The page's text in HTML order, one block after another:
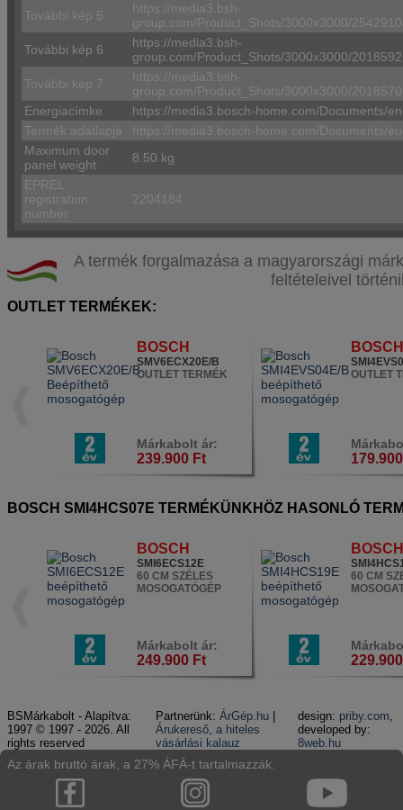
További kép 5
https://media3.bsh-
group.com/Product_Shots/3000x3000/
További kép 6
https://media3.bsh-
group.com/Product_Shots/3000x3000/
További kép 7
https://media3.bsh-
group.com/Product_Shots/3000x3000/
Energiacímke
https://media3.bosch-home.com/Documents/
Termék adatlapja
https://media3.bosch-home.com/Documents/
Maximum door
panel weight
8.50 kg
EPREL
registration
number
2204184
A termék forgalmazása a magyarországi
feltételeivel
OUTLET TERMÉKEK:
BOSCH
SMV6ECX20E/B
OUTLET TERMÉK
Márkabolt ár:
239.900 Ft
BOSCH
OUTLET
BOSCH SMI4HCS07E TERMÉKÜNKHÖZ HASONLÓ
BOSCH
SMI6ECS12E
60 CM SZÉLES
MOSOGATÓGÉP
Márkabolt ár:
249.900 Ft
BOSCH
60 CM
BSMárkabolt - Alapítva:
1997 © 1997 - 2026. All
rights reserved
Partnerünk:ÁrGép.hu
Árukereső, a hiteles
vásárlási kalauz
design: priby.com,
developed by:
8web.hu
Az árak bruttó árak, a 27% ÁFÁ-t tartalmazzák.